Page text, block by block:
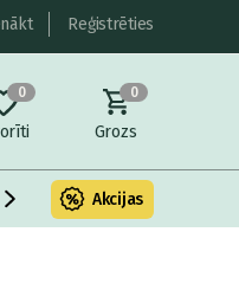
Reģistrēties
0 0
Grozs
metāls Fasādes
Akcijas